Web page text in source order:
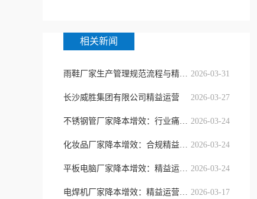
相关新闻
雨鞋厂家生产管理规范流程与精益运 2026-03-31
长沙威胜集团有限公司精益运营 2026-03-27
不锈钢管厂家降本增效：行业痛点破解 2026-03-24
化妆品厂家降本增效：合规精益运营与 2026-03-24
平板电脑厂家降本增效：精益运营实践 2026-03-24
电焊机厂家降本增效：精益运营破局，技 2026-03-17